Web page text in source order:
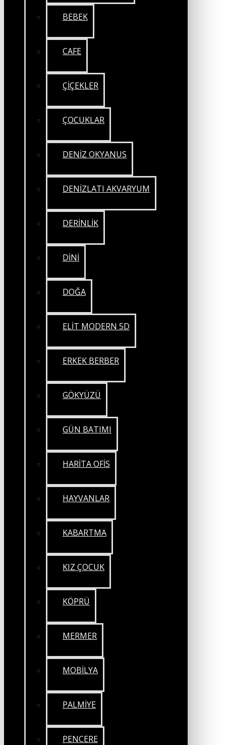
BEBEK
CAFE
ÇİÇEKLER
ÇOCUKLAR
DENİZ OKYANUS
DENİZLATI AKVARYUM
DERİNLİK
DİNİ
DOĞA
ELİT MODERN 5D
ERKEK BERBER
GÖKYÜZÜ
GÜN BATIMI
HARİTA OFİS
HAYVANLAR
KABARTMA
KIZ ÇOCUK
KÖPRÜ
MERMER
MOBİLYA
PALMİYE
PENCERE